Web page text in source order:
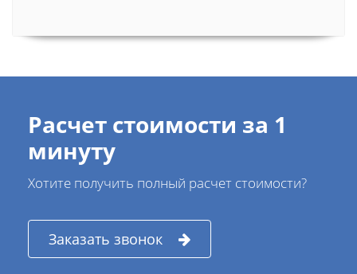
Расчет стоимости за 1
минуту
Хотите получить полный расчет стоимости?
Заказать звонок